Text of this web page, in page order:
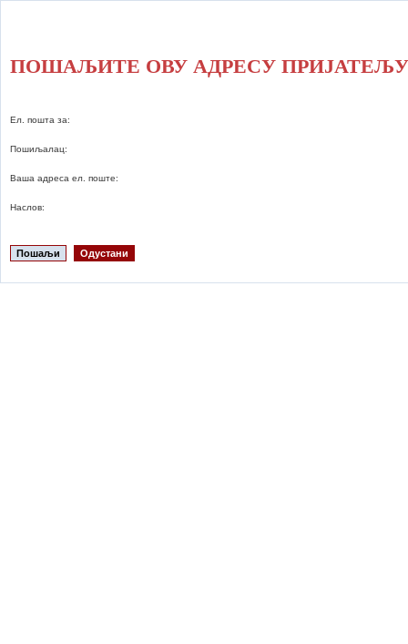
ПОШАЉИТЕ ОВУ АДРЕСУ ПРИЈАТЕЉУ
Ел. пошта за:
Пошиљалац:
Ваша адреса ел. поште:
Наслов:
Пошаљи Одустани